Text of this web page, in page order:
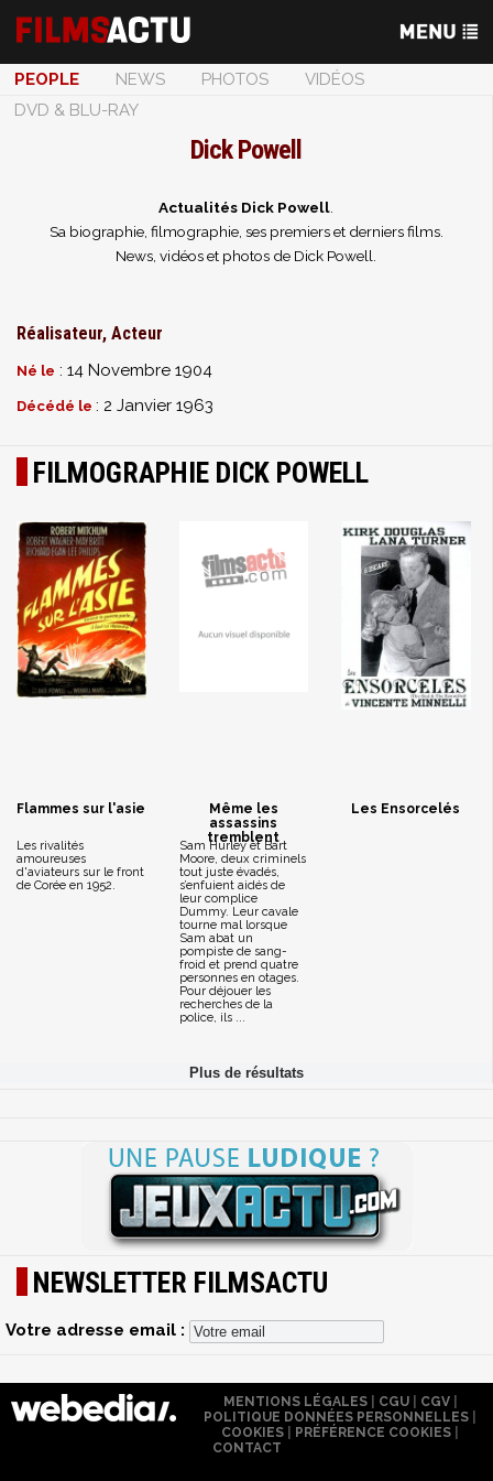
PEOPLE NEWS PHOTOS
VIDÉOS
DVD & BLU-RAY
Dick Powell
Actualités Dick Powell
Sa biographie, filmographie, ses premiers et derniers films.
News, vidéos et photos de Dick Powell.
Réalisateur, Acteur
Né le : 14 Novembre 1904
Décédé le : 2 Janvier 1963
FILMOGRAPHIE DICK POWELL
Flammes sur l'asie
Les rivalités
amoureuses
d'aviateurs sur le front
de Corée en 1952.
Même les
assassins
tremblent
Sam Hurley et Bart
Moore, deux criminels
tout juste évadés,
s’enfuient aidés de
leur complice
Dummy. Leur cavale
tourne mal lorsque
Sam abat un
pompiste de sang-
froid et prend quatre
personnes en otages.
Pour déjouer les
recherches de la
police, ils ...
Les Ensorcelés
NEWSLETTER FILMSACTU
Votre adresse email :
MENTIONS LÉGALES| CGU| CGV|
POLITIQUE DONNÉES PERSONNELLES
COOKIES
PRÉFÉRENCE COOKIES
CONTACT